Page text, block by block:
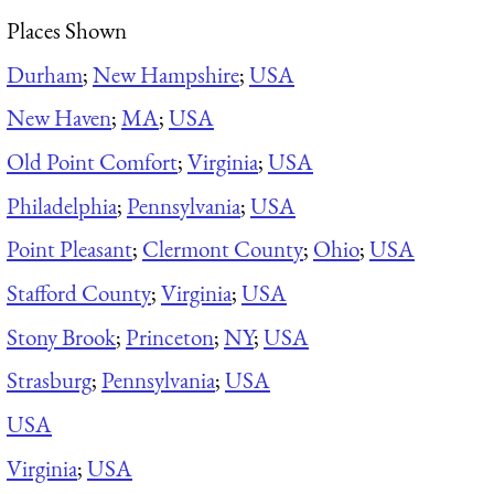
Places Shown
Durham;New Hampshire;USA
New Haven;MA;USA
Old Point Comfort;Virginia;USA
Philadelphia;Pennsylvania;USA
Point Pleasant; Clermont County; Ohio;USA
Stafford County;Virginia;USA
Stony Brook;Princeton;NY;USA
Strasburg;Pennsylvania;USA
USA
Virginia;USA